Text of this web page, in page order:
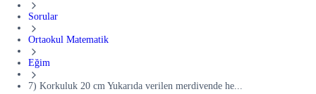
Sorular
Ortaokul Matematik
Eğim
7) Korkuluk 20 cm Yukarıda verilen merdivende he...